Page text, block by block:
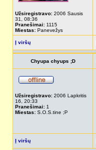
Užsiregistravo: 2006 Sausis
31, 08:36
Pranešimai: 1115
Miestas: Panevežys
Į viršų
Chyupa chyups ;D
Užsiregistravo: 2006 Lapkritis
16, 20:33
Pranešimai: 1
Miestas: S.O.S.tine ;P
Į viršų